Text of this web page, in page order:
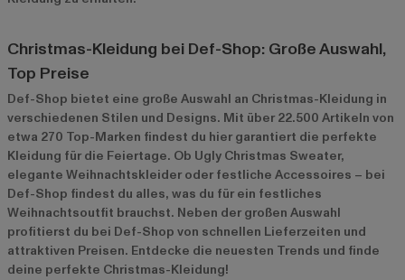
Christmas-Kleidung bei Def-Shop: Große Auswahl,
Top Preise
Def-Shop bietet eine große Auswahl an Christmas-Kleidung in
verschiedenen Stilen und Designs. Mit über 22.500 Artikeln von
etwa 270 Top-Marken findest du hier garantiert die perfekte
Kleidung für die Feiertage. Ob Ugly Christmas Sweater,
elegante Weihnachtskleider oder festliche Accessoires – bei
Def-Shop findest du alles, was du für ein festliches
Weihnachtsoutfit brauchst. Neben der großen Auswahl
profitierst du bei Def-Shop von schnellen Lieferzeiten und
attraktiven Preisen. Entdecke die neuesten Trends und finde
deine perfekte Christmas-Kleidung!